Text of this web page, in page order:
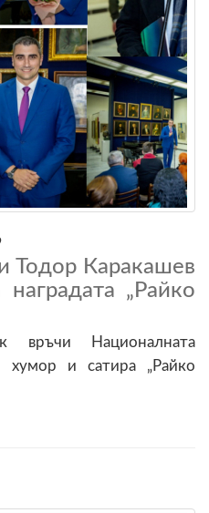
Тодор Каракашев
„Райко
връчи Националната
хумор и сатира „Райко